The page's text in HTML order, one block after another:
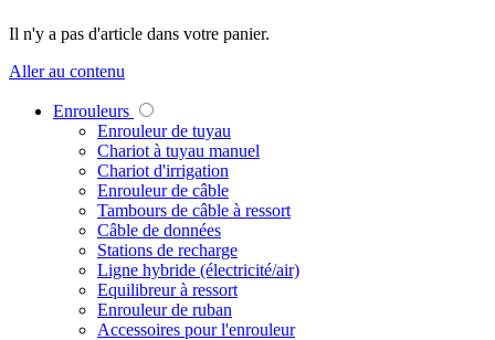
Il n'y a pas d'article dans votre panier.
Aller au contenu
Enrouleurs
Enrouleur de tuyau
Chariot à tuyau manuel
Chariot d'irrigation
Enrouleur de câble
Tambours de câble à ressort
Câble de données
Stations de recharge
Ligne hybride (électricité/air)
Equilibreur à ressort
Enrouleur de ruban
Accessoires pour l'enrouleur